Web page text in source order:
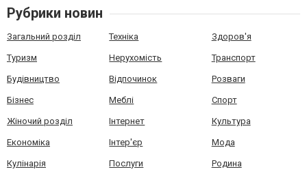
Рубрики новин
Загальний розділ Техніка Здоров'я
Туризм Нерухомість Транспорт
Будівництво Відпочинок Розваги
Бізнес Меблі Спорт
Жіночий розділ Інтернет Культура
Економіка Інтер'єр Мода
Кулінарія Послуги Родина